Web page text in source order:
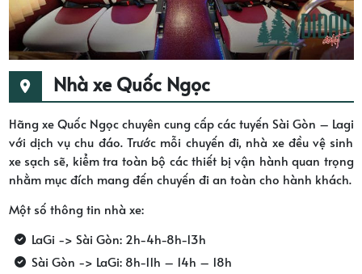
Nhà xe Quốc Ngọc
Hãng xe Quốc Ngọc chuyên cung cấp các tuyến Sài Gòn – Lagi
với dịch vụ chu đáo. Trước mỗi chuyến đi, nhà xe đều vệ sinh
xe sạch sẽ, kiểm tra toàn bộ các thiết bị vận hành quan trọng
nhằm mục đích mang đến chuyến đi an toàn cho hành khách.
Một số thông tin nhà xe:
LaGi -> Sài Gòn: 2h-4h-8h-13h
Sài Gòn -> LaGi: 8h-11h – 14h – 18h